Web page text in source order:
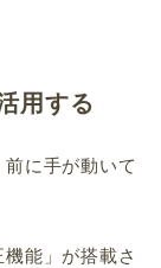
用する
に手が動いて
能」が搭載さ